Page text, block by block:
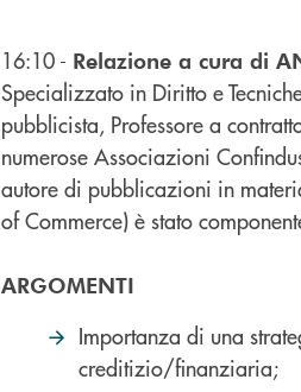
16:10 - Relazione a cura di
Specializzato in Diritto e
pubblicista, Professore a
numerose Associazioni
autore di pubblicazioni in
of Commerce) è stato
ARGOMENTI
Importanza di una
creditizio/finanziaria;